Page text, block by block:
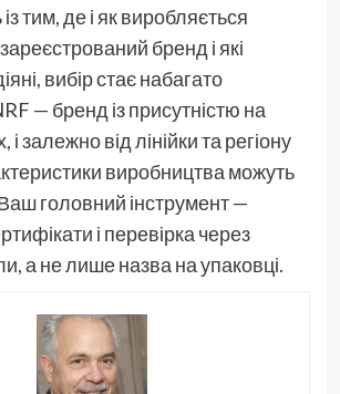
тим, де і як виробляється
бренд і які
вибір стає набагато
— бренд із присутністю на
і залежно від лінійки та регіону
виробництва можуть
Ваш головний інструмент —
і перевірка через
а не лише назва на упаковці.